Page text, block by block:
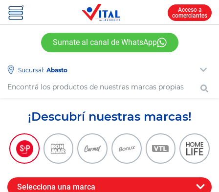
Acceso a
comerciantes
Sumate al canal de WhatsApp
Sucursal:
¡Descubrí nuestras marcas!
Selecciona una marca